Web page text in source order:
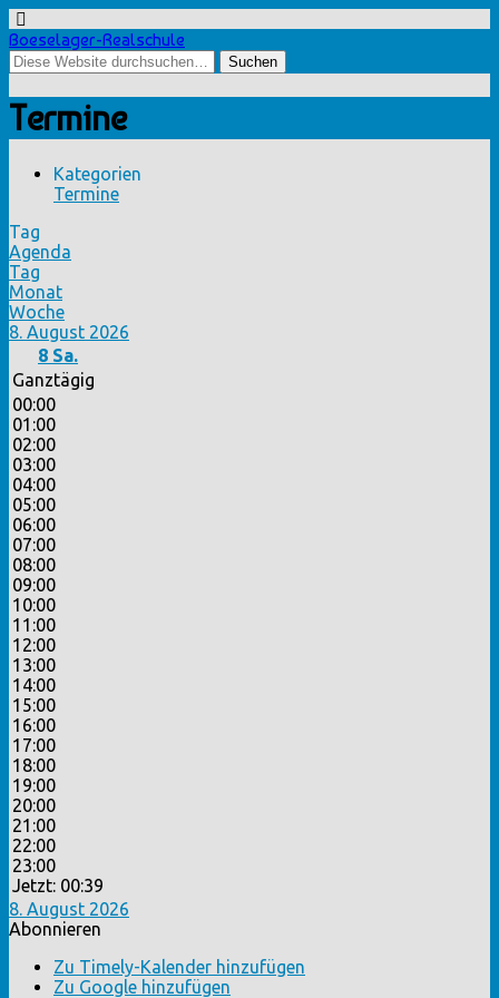
Boeselager-Realschule
Termine
Kategorien
Termine
Tag
Agenda
Tag
Monat
Woche
8. August 2026
8 Sa.
Ganztägig
00:00
01:00
02:00
03:00
04:00
05:00
06:00
07:00
08:00
09:00
10:00
11:00
12:00
13:00
14:00
15:00
16:00
17:00
18:00
19:00
20:00
21:00
22:00
23:00
Jetzt: 00:39
8. August 2026
Abonnieren
Zu Timely-Kalender hinzufügen
Zu Google hinzufügen